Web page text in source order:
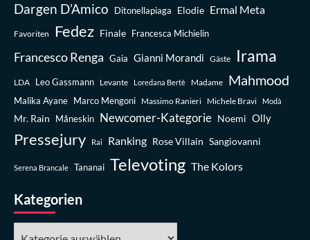
Dargen D’Amico Ditonellapiaga Elodie Ermal Meta
Favoriten Fedez Finale Francesca Michielin
Francesco Renga Gaia Gianni Morandi Gäste Irama
LDA Leo Gassmann Levante Loredana Bertè Madame Mahmood
Malika Ayane Marco Mengoni Massimo Ranieri Michele Bravi Modà
Mr. Rain Måneskin Newcomer-Kategorie Noemi Olly
Pressejury Rai Ranking Rose Villain Sangiovanni
Serena Brancale Tananai Televoting The Kolors
Kategorien